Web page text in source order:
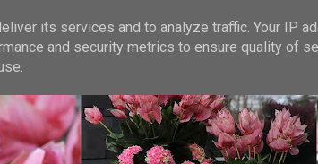
its services and to analyze traffic. Your IP
and security metrics to ensure quality of